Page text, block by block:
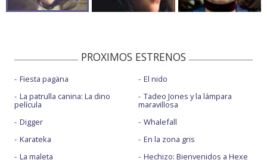
PROXIMOS ESTRENOS
Fiesta pagäna
La patrulla canina: La dino
película
Digger
Karateka
La maleta
El nido
Tadeo Jones y la lámpara
maravillosa
Whalefall
En la zona gris
Hechizo: Bienvenidos a Hexe